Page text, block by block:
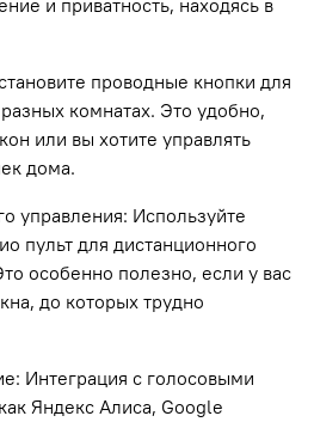
и приватность, находясь в
проводные кнопки для
комнатах. Это удобно,
или вы хотите управлять
дома.
управления: Используйте
пульт для дистанционного
особенно полезно, если у вас
до которых трудно
Интеграция с голосовыми
Яндекс Алиса, Google